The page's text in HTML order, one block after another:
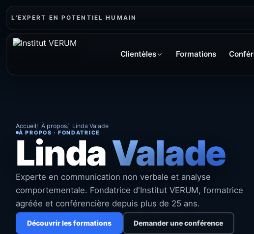
L'EXPERT EN POTENTIEL HUMAIN
Clientèles Formations
Accueil À propos Linda Valade
À PROPOS · FONDATRICE
LindaValade
Experte en communication non verbale et analyse
comportementale. Fondatrice d'Institut VERUM, formatrice
agréée et conférencière depuis plus de 25 ans.
Découvrir les formations Demander une conférence